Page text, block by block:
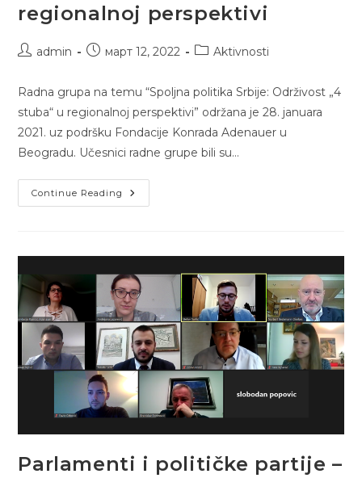
regionalnoj perspektivi
Postadmin
Postмарт 12, 2022
PostAktivnosti
Radna grupa na temu “Spoljna politika Srbije: Održivost „4
stuba“ u regionalnoj perspektivi” održana je 28. januara
2021. uz podršku Fondacije Konrada Adenauer u
Beogradu. Učesnici radne grupe bili su…
Continue Reading Spoljna
Politika
U
Regionalnoj
Perspektivi
Parlamenti i političke partije –